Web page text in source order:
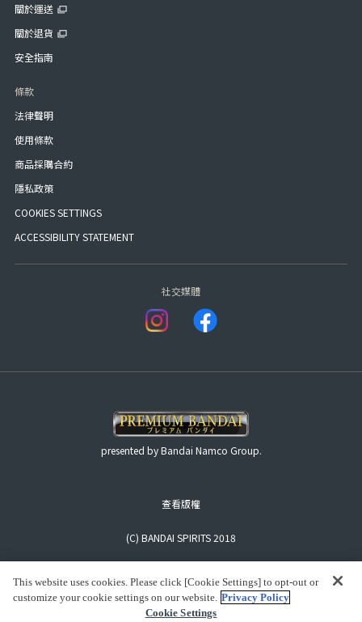
關於運送
關於退貨
安全指南
條款
法律聲明
使用條款
商品採購合約
隱私政策
COOKIES SETTINGS
ACCESSIBILITY STATEMENT
社交媒體
presented by Bandai Namco Group.
查看版權
(C) BANDAI SPIRITS 2018
This website uses cookies. Please click [Cookie Settings] to opt-out or
customize your cookie settings on our website. Privacy Policy
Cookie Settings